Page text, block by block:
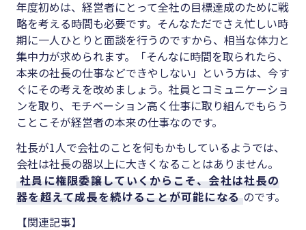
年度初めは、経営者にとって全社の目標達成のために戦
略を考える時間も必要です。そんなただでさえ忙しい時
期に一人ひとりと面談を行うのですから、相当な体力と
集中力が求められます。「そんなに時間を取られたら、
本来の社長の仕事などできやしない」という方は、今す
ぐにその考えを改めましょう。社員とコミュニケーショ
ンを取り、モチベーション高く仕事に取り組んでもらう
ことこそが経営者の本来の仕事なのです。
社長が1人で会社のことを何もかもしているようでは、
会社は社長の器以上に大きくなることはありません。
社員に権限委譲していくからこそ、会社は社長の
器を超えて成長を続けることが可能になる のです。
【関連記事】